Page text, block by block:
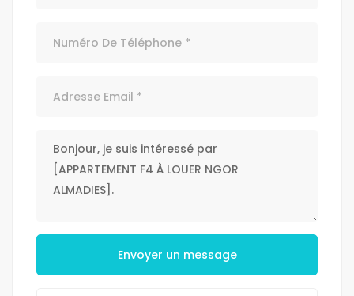
Envoyer un message